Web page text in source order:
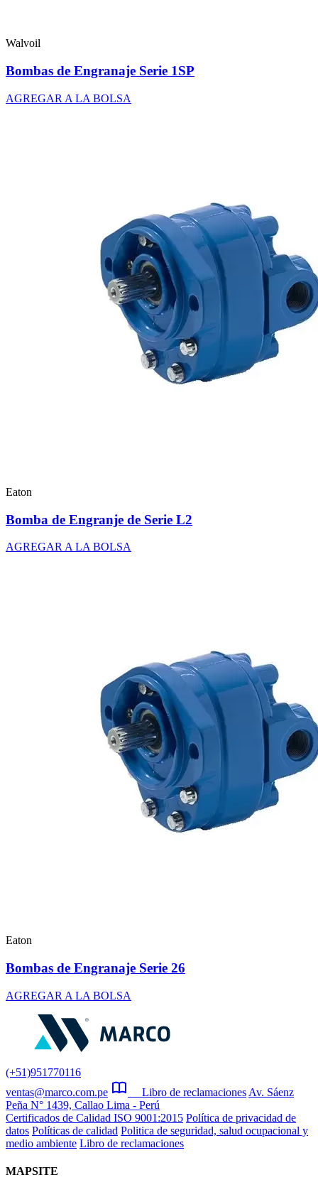
Walvoil
Bombas de Engranaje Serie 1SP
AGREGAR A LA BOLSA
Eaton
Bomba de Engranje de Serie L2
AGREGAR A LA BOLSA
Eaton
Bombas de Engranaje Serie 26
AGREGAR A LA BOLSA
(+51)951770116
ventas@marco.com.pe
Libro de reclamaciones Av. Sáenz
Peña N° 1439, Callao Lima - Perú
Certificados de Calidad ISO 9001:2015 Política de privacidad de
datos Políticas de calidad Politica de seguridad, salud ocupacional y
medio ambiente Libro de reclamaciones
MAPSITE